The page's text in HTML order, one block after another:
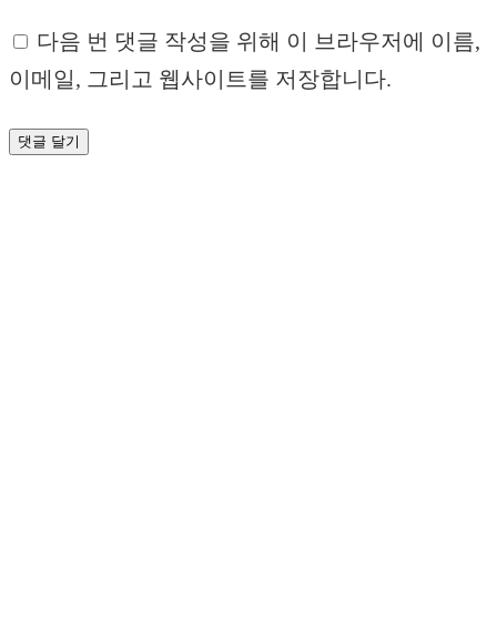
다음 번 댓글 작성을 위해 이 브라우저에 이름,
이메일, 그리고 웹사이트를 저장합니다.